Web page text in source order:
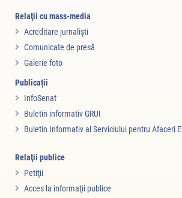
Relaţii cu mass-media
Acreditare jurnalişti
Comunicate de presă
Galerie foto
Publicații
InfoSenat
Buletin informativ GRUI
Buletin Informativ al Serviciului pentru Afaceri
Relaţii publice
Petiţii
Acces la informaţii publice